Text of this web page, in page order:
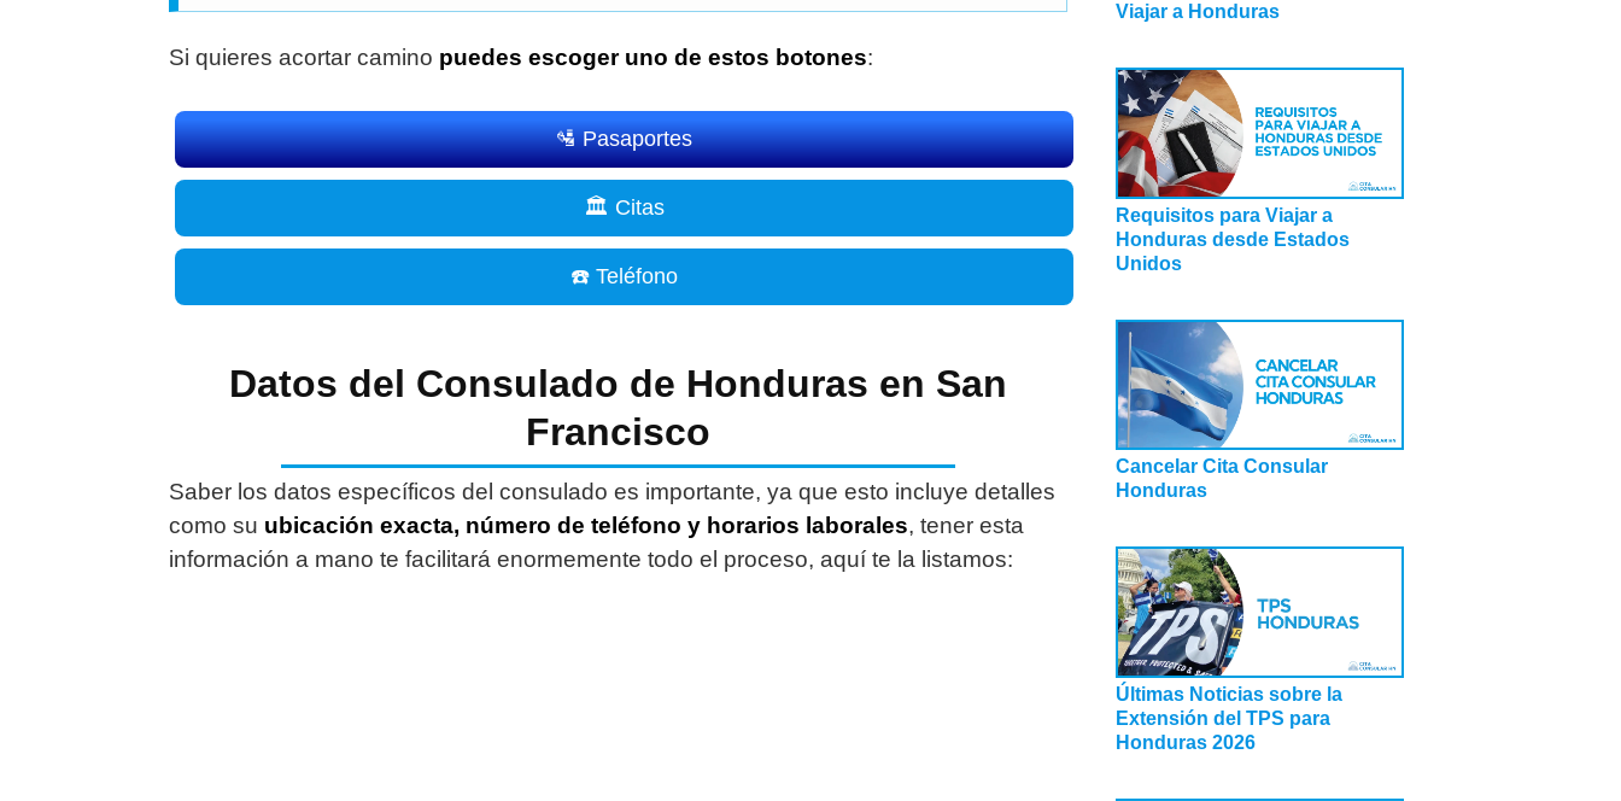
Si quieres acortar camino puedes escoger uno de estos botones:
🛂 Pasaportes
🏛️ Citas
☎️ Teléfono
Datos del Consulado de Honduras en San
Francisco
Saber los datos específicos del consulado es importante, ya que esto incluye detalles
como su ubicación exacta, número de teléfono y horarios laborales, tener esta
información a mano te facilitará enormemente todo el proceso, aquí te la listamos:
Viajar a Honduras
Requisitos para Viajar a
Honduras desde Estados
Unidos
Cancelar Cita Consular
Honduras
Últimas Noticias sobre la
Extensión del TPS para
Honduras 2026